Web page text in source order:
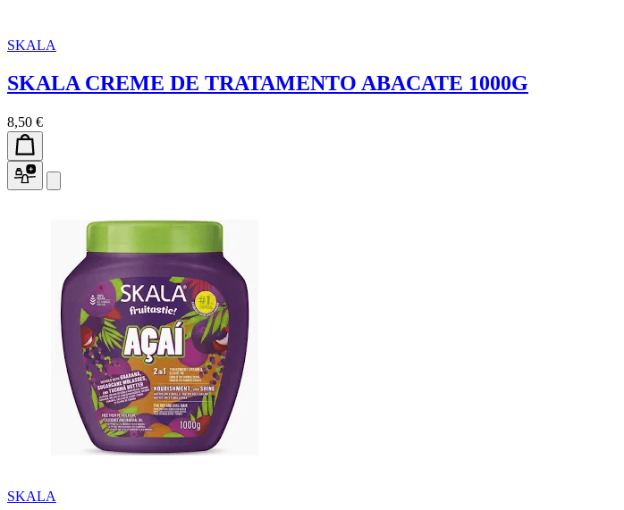
SKALA
SKALA CREME DE TRATAMENTO ABACATE 1000G
8,50 €
SKALA